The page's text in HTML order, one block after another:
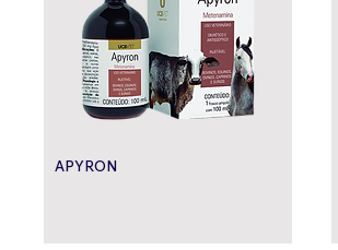
APYRON